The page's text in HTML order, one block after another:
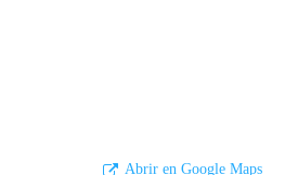
Abrir en Google Maps